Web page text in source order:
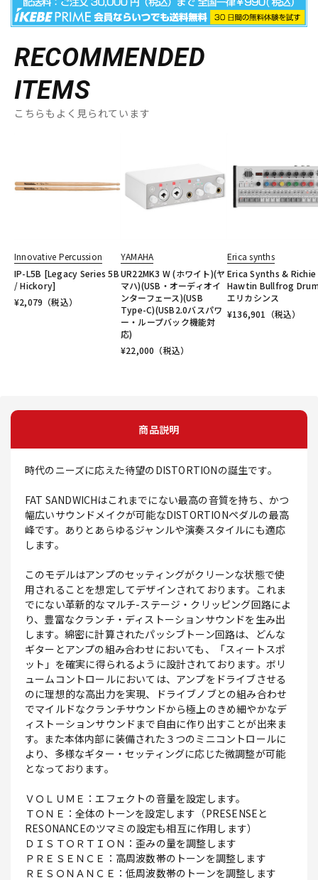
RECOMMENDED
ITEMS
こちらもよく見られています
Innovative Percussion
IP-L5B [Legacy Series 5B
/ Hickory]
¥2,079 （税込）
YAMAHA
UR22MK3 W (ホワイト)(ヤ
マハ)(USB・オーディオイ
ンターフェース)(USB
Type-C)(USB2.0バスパワ
ー・ループバック機能対
応)
¥22,000 （税込）
Erica synths
Erica Synths & Richie
Hawtin Bullfrog
エリカシンス
¥136,901 （税込）
商品説明
時代のニーズに応えた待望のDISTORTIONの誕生です。
FAT SANDWICHはこれまでにない最高の音質を持ち、かつ
幅広いサウンドメイクが可能なDISTORTIONペダルの最高
峰です。ありとあらゆるジャンルや演奏スタイルにも適応
します。
このモデルはアンプのセッティングがクリーンな状態で使
用されることを想定してデザインされております。これま
でにない革新的なマルチ-ステージ・クリッピング回路によ
り、豊富なクランチ・ディストーションサウンドを生み出
します。綿密に計算されたパッシブトーン回路は、どんな
ギターとアンプの組み合わせにおいても、「スィートスポ
ット」を確実に得られるように設計されております。ボリ
ュームコントロールにおいては、アンプをドライブさせる
のに理想的な高出力を実現、ドライブノブとの組み合わせ
でマイルドなクランチサウンドから極上のきめ細やかなデ
ィストーションサウンドまで自由に作り出すことが出来ま
す。また本体内部に装備された３つのミニコントロールに
より、多様なギター・セッティングに応じた微調整が可能
となっております。
ＶＯＬＵＭＥ：エフェクトの音量を設定します。
ＴＯＮＥ：全体のトーンを設定します（PRESENSEと
RESONANCEのツマミの設定も相互に作用します）
ＤＩＳＴＯＲＴＩＯＮ：歪みの量を調整します
ＰＲＥＳＥＮＣＥ：高周波数帯のトーンを調整します
ＲＥＳＯＮＡＮＣＥ：低周波数帯のトーンを調整します